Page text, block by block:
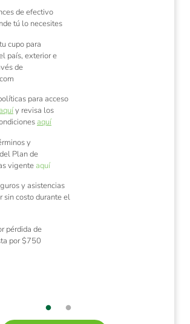
de efectivo
tú lo necesites
cupo para
país, exterior e
de
para acceso
y revisa los
aquí
y
Plan de
vigenteaquí
y asistencias
sin costo durante el
pérdida de
por $750